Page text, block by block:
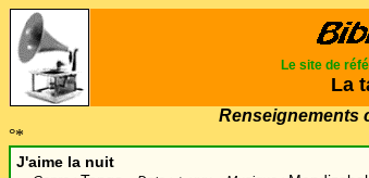
Le site de
La
Renseignements
°*
J'aime la nuit